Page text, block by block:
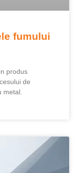
fumului
produs
de
metal.